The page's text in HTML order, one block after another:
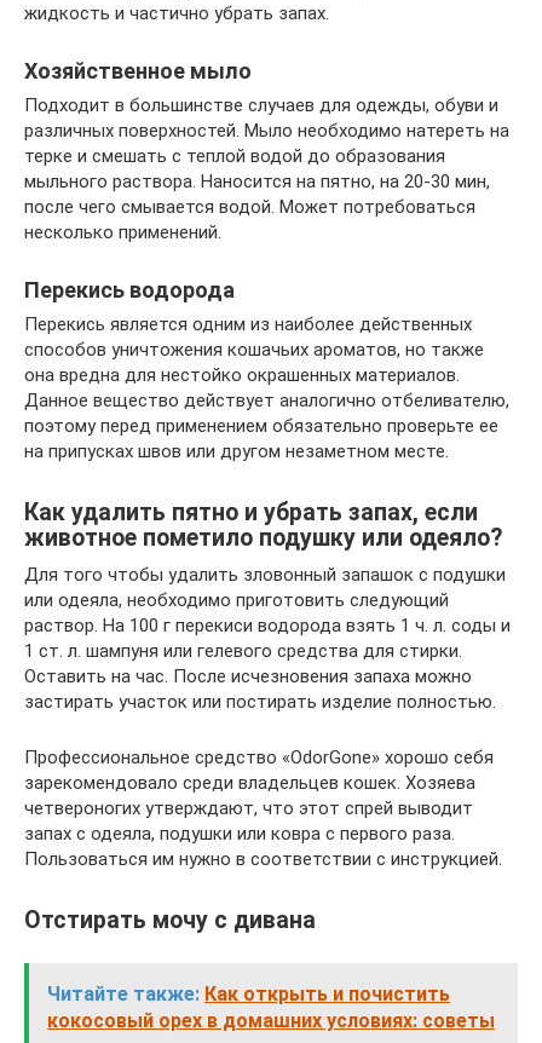
жидкость и частично убрать запах.
Хозяйственное мыло
Подходит в большинстве случаев для одежды, обуви и
различных поверхностей. Мыло необходимо натереть на
терке и смешать с теплой водой до образования
мыльного раствора. Наносится на пятно, на 20-30 мин,
после чего смывается водой. Может потребоваться
несколько применений.
Перекись водорода
Перекись является одним из наиболее действенных
способов уничтожения кошачьих ароматов, но также
она вредна для нестойко окрашенных материалов.
Данное вещество действует аналогично отбеливателю,
поэтому перед применением обязательно проверьте ее
на припусках швов или другом незаметном месте.
Как удалить пятно и убрать запах, если
животное пометило подушку или одеяло?
Для того чтобы удалить зловонный запашок с подушки
или одеяла, необходимо приготовить следующий
раствор. На 100 г перекиси водорода взять 1 ч. л. соды и
1 ст. л. шампуня или гелевого средства для стирки.
Оставить на час. После исчезновения запаха можно
застирать участок или постирать изделие полностью.
Профессиональное средство «OdorGone» хорошо себя
зарекомендовало среди владельцев кошек. Хозяева
четвероногих утверждают, что этот спрей выводит
запах с одеяла, подушки или ковра с первого раза.
Пользоваться им нужно в соответствии с инструкцией.
Отстирать мочу с дивана
Читайте также: Как открыть и почистить
кокосовый орех в домашних условиях: советы